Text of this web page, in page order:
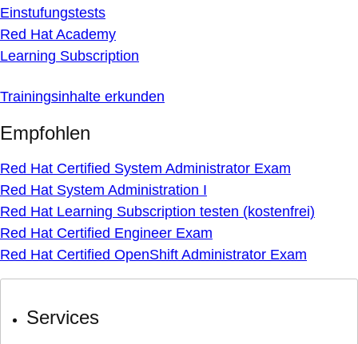
Einstufungstests
Red Hat Academy
Learning Subscription
Trainingsinhalte erkunden
Empfohlen
Red Hat Certified System Administrator Exam
Red Hat System Administration I
Red Hat Learning Subscription testen (kostenfrei)
Red Hat Certified Engineer Exam
Red Hat Certified OpenShift Administrator Exam
Services